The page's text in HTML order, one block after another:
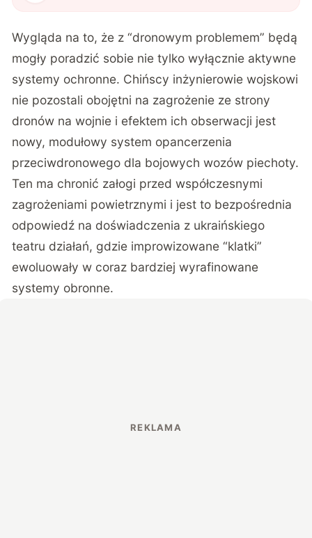
Wygląda na to, że z “dronowym problemem” będą
mogły poradzić sobie nie tylko wyłącznie aktywne
systemy ochronne. Chińscy inżynierowie wojskowi
nie pozostali obojętni na zagrożenie ze strony
dronów na wojnie i efektem ich obserwacji jest
nowy, modułowy system opancerzenia
przeciwdronowego dla bojowych wozów piechoty.
Ten ma chronić załogi przed współczesnymi
zagrożeniami powietrznymi i jest to bezpośrednia
odpowiedź na doświadczenia z ukraińskiego
teatru działań, gdzie improwizowane “klatki”
ewoluowały w coraz bardziej wyrafinowane
systemy obronne.